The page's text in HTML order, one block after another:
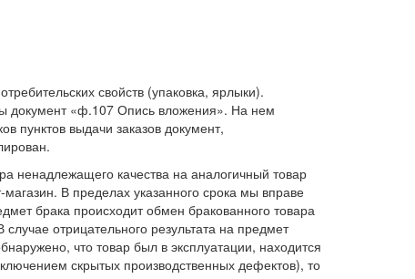
свойств (упаковка, ярлыки).
документ «ф.107 Опись вложения». На нем
пунктов выдачи заказов документ,
ненадлежащего качества на аналогичный товар
В пределах указанного срока мы вправе
брака происходит обмен бракованного товара
отрицательного результата на предмет
что товар был в эксплуатации, находится
скрытых производственных дефектов), то